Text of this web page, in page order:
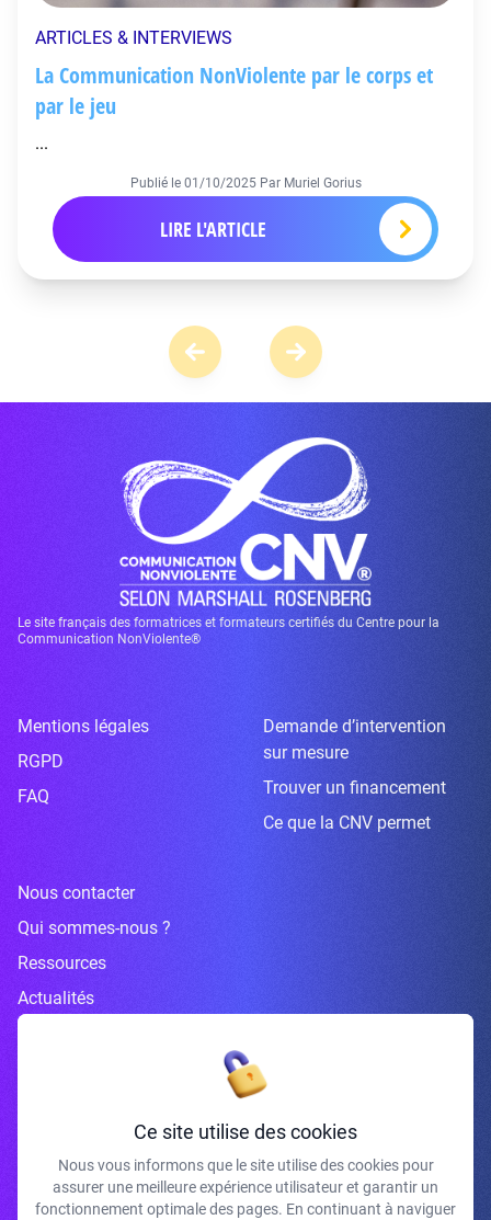
ARTICLES & INTERVIEWS
La Communication NonViolente par le corps et
par le jeu
...
Publié le 01/10/2025 Par Muriel Gorius
LIRE L'ARTICLE
Le site français des formatrices et formateurs certifiés du Centre pour la
Communication NonViolente®
Mentions légales
RGPD
FAQ
Demande d’intervention
sur mesure
Trouver un financement
Ce que la CNV permet
Nous contacter
Qui sommes-nous ?
Ressources
Actualités
Inscrivez-vous à la newsletter
J'accepte de recevoir vos e-mails et confirme avoir pris connaissance de
Ce site utilise des cookies
Nous vous informons que le site utilise des cookies pour
assurer une meilleure expérience utilisateur et garantir un
fonctionnement optimale des pages. En continuant à naviguer